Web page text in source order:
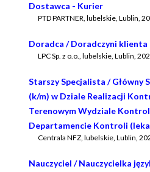
Dostawca - Kurier
PTD PARTNER, lubelskie, Lublin,
Doradca / Doradczyni klienta
LPC Sp. z o.o., lubelskie, Lublin,
Starszy Specjalista / Główny
(k/m) w Dziale Realizacji
Terenowym Wydziale
Departamencie Kontroli
Centrala NFZ, lubelskie, Lublin,
Nauczyciel / Nauczycielka